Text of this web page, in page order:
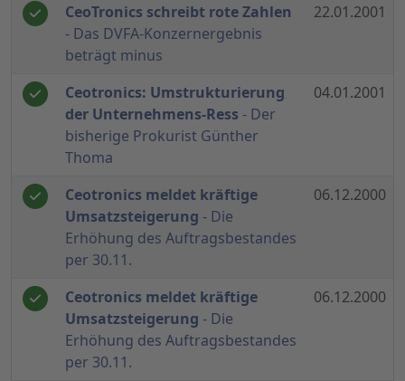
CeoTronics schreibt rote Zahlen
- Das DVFA-Konzernergebnis
beträgt minus
22.01.2001
Ceotronics: Umstrukturierung
der Unternehmens-Ress - Der
bisherige Prokurist Günther
Thoma
04.01.2001
Ceotronics meldet kräftige
Umsatzsteigerung - Die
Erhöhung des Auftragsbestandes
per 30.11.
06.12.2000
Ceotronics meldet kräftige
Umsatzsteigerung - Die
Erhöhung des Auftragsbestandes
per 30.11.
06.12.2000